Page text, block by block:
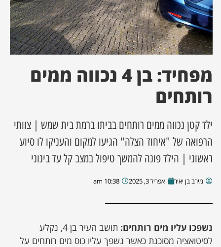
מסע מלחמה
השבוע
מקומית
עסקים
מפחיד: בן 4 נכווה ממים
רותחים
ילד קטן נכווה ממים רותחים בביתו ברמת בית שמש | צוותי
הרפואה של "איחוד הצלה" הגיעו למקום והעניקו לו סיוע
ראשוני | הילד פונה להמשך טיפול במצב קל עד בינוני
מירב בן יאיר אפריל 3, 2025 10:38 am
נשפכו עליו מים רותחים:
תושב העיר בן 4, נקלע
לסיטואציה מסוכנת כאשר נשפך עליו כוס מים רותחים על